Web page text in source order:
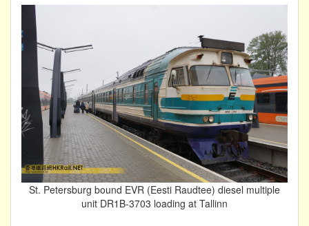
St. Petersburg bound EVR (Eesti Raudtee) diesel multiple
unit DR1B-3703 loading at Tallinn